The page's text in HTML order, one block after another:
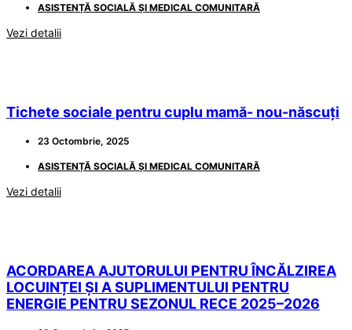
ASISTENȚĂ SOCIALĂ ȘI MEDICAL COMUNITARĂ
Vezi detalii
Tichete sociale pentru cuplu mamă- nou-născuți
23 Octombrie, 2025
ASISTENȚĂ SOCIALĂ ȘI MEDICAL COMUNITARĂ
Vezi detalii
ACORDAREA AJUTORULUI PENTRU ÎNCĂLZIREA
LOCUINȚEI ȘI A SUPLIMENTULUI PENTRU
ENERGIE PENTRU SEZONUL RECE 2025–2026